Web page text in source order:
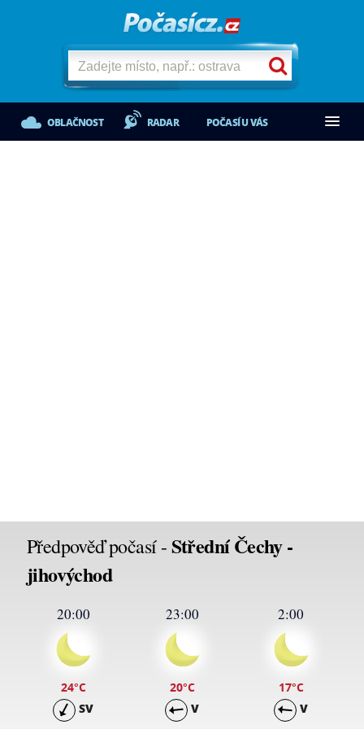
OBLAČNOST RADAR POČASÍ U VÁS
Předpověď počasí -Střední Čechy -
jihovýchod
20:00
24°C
SV
23:00
20°C
V
2:00
17°C
V